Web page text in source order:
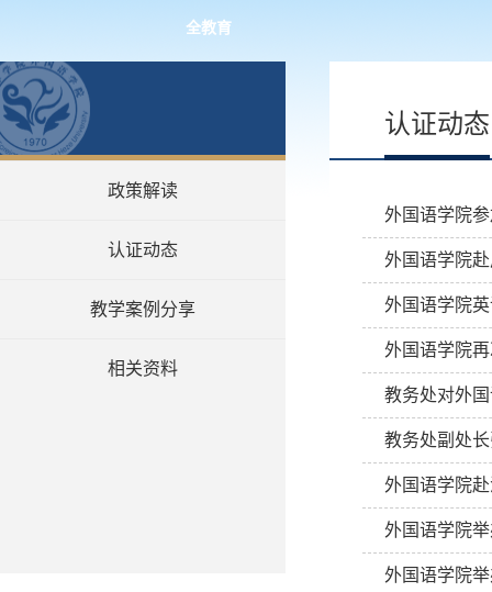
全教育
政策解读
认证动态
教学案例分享
相关资料
认证动态
外国语学院
外国语学院
外国语学院
外国语学院
教务处对外
教务处副处
外国语学院
外国语学院
外国语学院